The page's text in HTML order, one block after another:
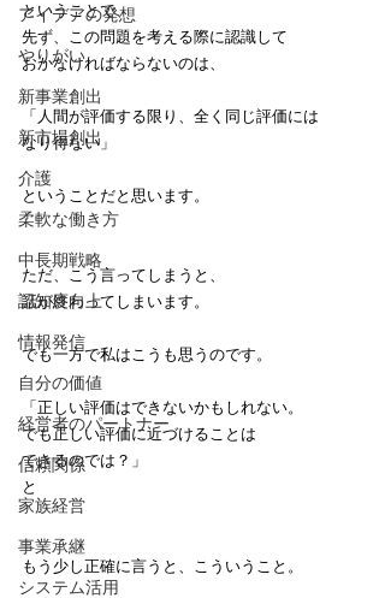
アイデアの発想
やりがい
新事業創出
新市場創出
介護
柔軟な働き方
中長期戦略
認知度向上
情報発信
自分の価値
経営者のパートナー
信頼関係
家族経営
事業承継
システム活用
ということで、
先ず、この問題を考える際に認識して
おかなければならないのは、
「人間が評価する限り、全く同じ評価には
なり得ない」
ということだと思います。
ただ、こう言ってしまうと、
話が終わってしまいます。
でも一方で私はこうも思うのです。
「正しい評価はできないかもしれない。
でも正しい評価に近づけることは
できるのでは？」
と
もう少し正確に言うと、こういうこと。